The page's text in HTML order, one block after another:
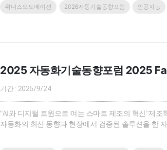
위너스오토메이션 2026자동기술동향포럼 인공지능
2025 자동화기술동향포럼 2025
기간 : 2025/9/24
"AI와 디지털 트윈으로 여는 스마트 제조의 혁신"제
자동화의 최신 동향과 현장에서 검증된 솔루션을 한